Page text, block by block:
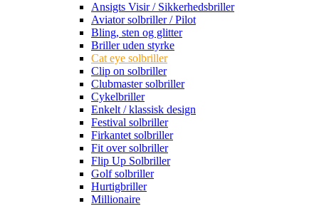
Ansigts Visir / Sikkerhedsbriller
Aviator solbriller / Pilot
Bling, sten og glitter
Briller uden styrke
Cat eye solbriller
Clip on solbriller
Clubmaster solbriller
Cykelbriller
Enkelt / klassisk design
Festival solbriller
Firkantet solbriller
Fit over solbriller
Flip Up Solbriller
Golf solbriller
Hurtigbriller
Millionaire